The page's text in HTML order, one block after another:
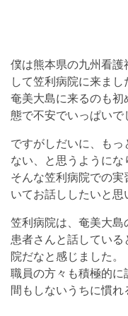
僕は熊本県の九州看護
して笠利病院に来まし
奄美大島に来るのも
態で不安でいっぱいで
ですがしだいに、もっ
ない、と思うようにな
そんな笠利病院での
いてお話ししたいと思
笠利病院は、奄美大島
患者さんと話してい
院だなと感じました。
職員の方々も積極的に
間もしないうちに慣れ